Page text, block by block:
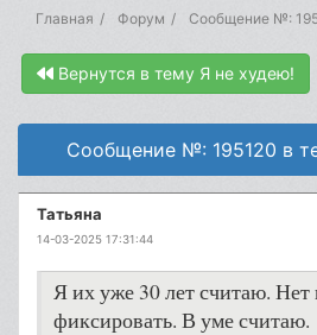
Главная Форум Сообщение №:
Вернутся в тему Я не худею!
Сообщение №: 195120 в
Татьяна
14-03-2025 17:31:44
Я их уже 30 лет считаю. Нет
фиксировать. В уме считаю.